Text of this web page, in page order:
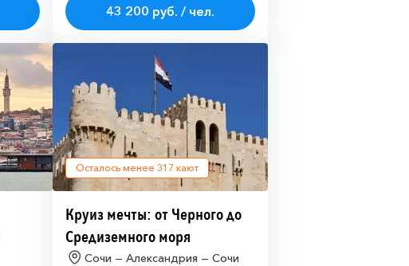
43 200 руб. / чел.
Осталось менее 317 кают
Круиз мечты: от Черного до
Средиземного моря
Сочи — Александрия — Сочи